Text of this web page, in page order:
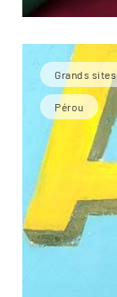
Grands sites
Pérou